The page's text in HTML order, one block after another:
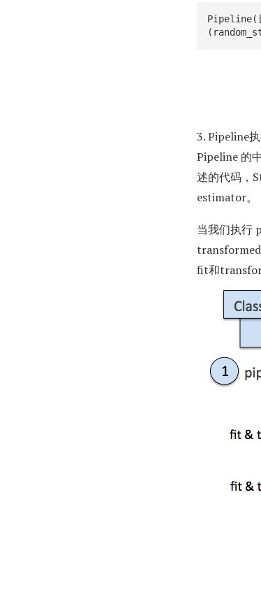
3. Pipeline
Pipeline 的
述的代码，
estimator。
当我们执行
transformed
fit和